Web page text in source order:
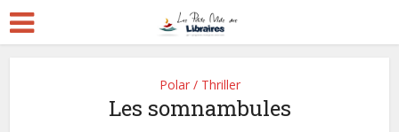
Polar / Thriller
Les somnambules